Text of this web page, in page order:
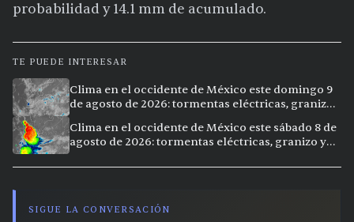
probabilidad y 14.1 mm de acumulado.
TE PUEDE INTERESAR
Clima en el occidente de México este domingo 9
de agosto de 2026: tormentas eléctricas, granizo
Clima en el occidente de México este sábado 8 de
agosto de 2026: tormentas eléctricas, granizo y
SIGUE LA CONVERSACIÓN